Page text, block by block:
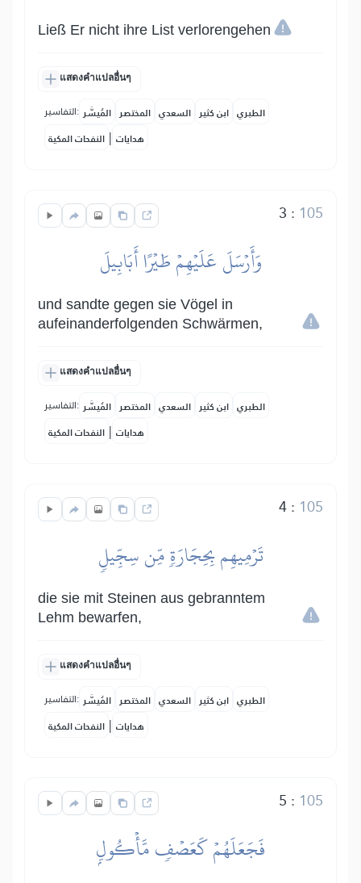
Ließ Er nicht ihre List verlorengehen
แสดงคำแปลอื่นๆ
التفاسير: المُيسَّر المختصر السعدي ابن كثير الطبري
النفحات المكية | هدايات
3 : 105
وَأَرۡسَلَ عَلَيۡهِمۡ طَيۡرًا أَبَابِيلَ
und sandte gegen sie Vögel in
aufeinanderfolgenden Schwärmen,
แสดงคำแปลอื่นๆ
التفاسير: المُيسَّر المختصر السعدي ابن كثير الطبري
النفحات المكية | هدايات
4: 105
تَرۡمِيهِم بِحِجَارَةٖ مِّن سِجِّيلٖ
die sie mit Steinen aus gebranntem
Lehm bewarfen,
แสดงคำแปลอื่นๆ
التفاسير: المُيسَّر المختصر السعدي ابن كثير الطبري
النفحات المكية | هدايات
5 : 105
فَجَعَلَهُمۡ كَعَصۡفٖ مَّأۡكُولِۭ